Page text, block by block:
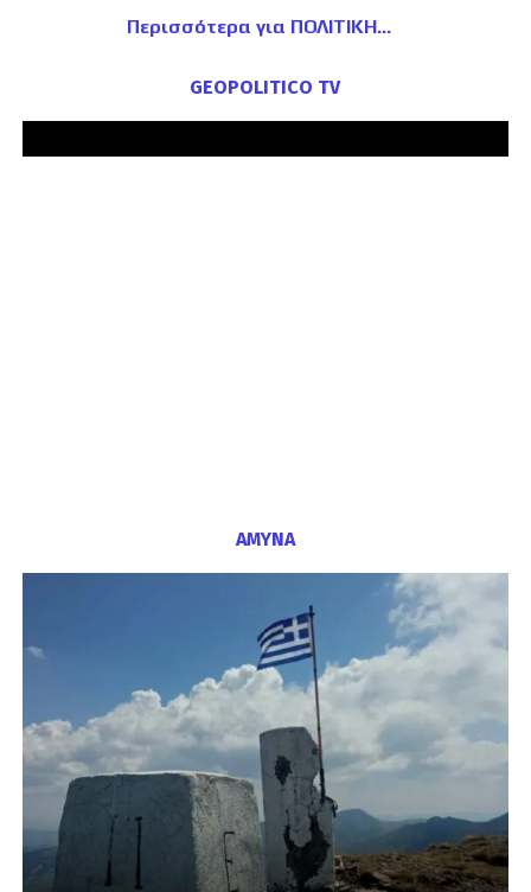
Περισσότερα για ΠΟΛΙΤΙΚΗ
GEOPOLITICO TV
ΑΜΥΝΑ